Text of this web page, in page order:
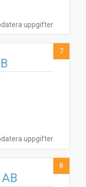
uppgifter
uppgifter
7
8